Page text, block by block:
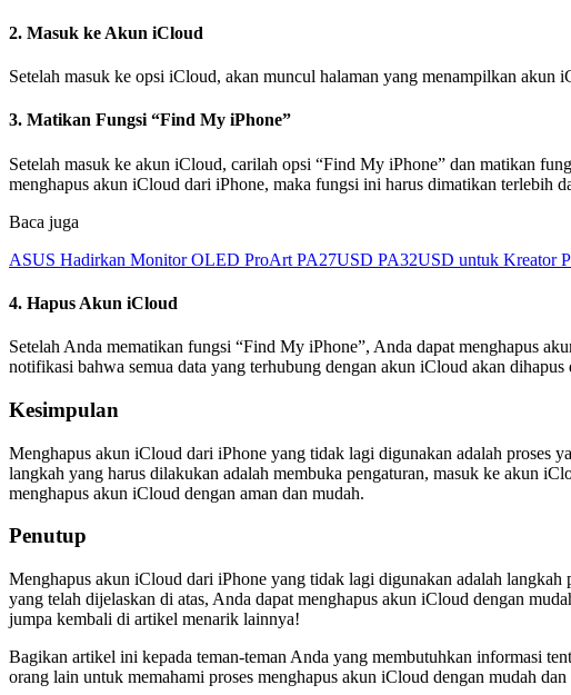
2. Masuk ke Akun iCloud
Setelah masuk ke opsi iCloud, akan muncul halaman yang menampilkan akun
3. Matikan Fungsi “Find My iPhone”
Setelah masuk ke akun iCloud, carilah opsi “Find My iPhone” dan matikan
menghapus akun iCloud dari iPhone, maka fungsi ini harus dimatikan terlebih
Baca juga
ASUS Hadirkan Monitor OLED ProArt PA27USD PA32USD untuk Kreator
4. Hapus Akun iCloud
Setelah Anda mematikan fungsi “Find My iPhone”, Anda dapat menghapus
notifikasi bahwa semua data yang terhubung dengan akun iCloud akan
Kesimpulan
Menghapus akun iCloud dari iPhone yang tidak lagi digunakan adalah proses
langkah yang harus dilakukan adalah membuka pengaturan, masuk ke akun
menghapus akun iCloud dengan aman dan mudah.
Penutup
Menghapus akun iCloud dari iPhone yang tidak lagi digunakan adalah
yang telah dijelaskan di atas, Anda dapat menghapus akun iCloud dengan
jumpa kembali di artikel menarik lainnya!
Bagikan artikel ini kepada teman-teman Anda yang membutuhkan informasi
orang lain untuk memahami proses menghapus akun iCloud dengan mudah dan